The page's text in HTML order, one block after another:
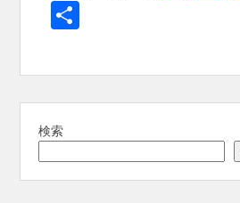
e
b
o
k
a
d
s
A
p
検索